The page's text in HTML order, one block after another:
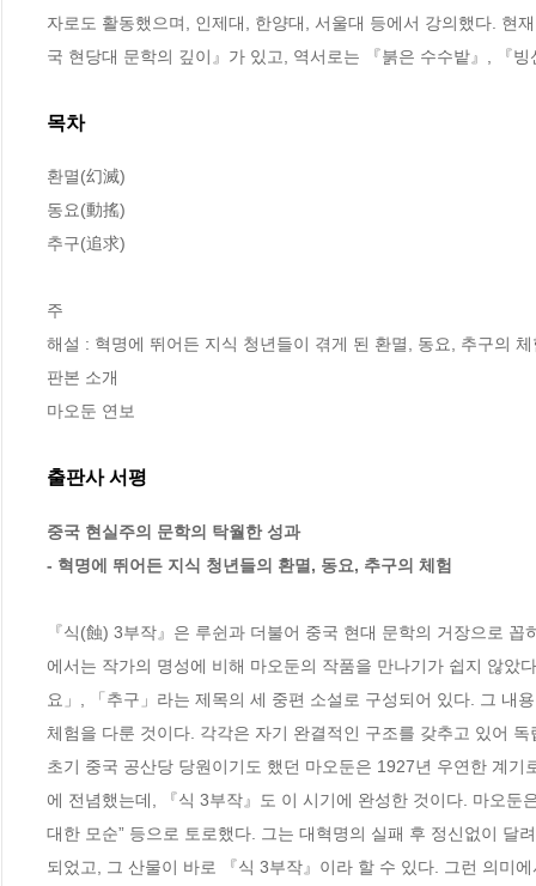
자로도 활동했으며, 인제대, 한양대, 서울대 등에서 강의했다. 현
국 현당대 문학의 깊이』가 있고, 역서로는 『붉은 수수밭』, 『
목차
환멸(幻滅)
동요(動搖)
추구(追求)
주
해설 : 혁명에 뛰어든 지식 청년들이 겪게 된 환멸, 동요, 추구의 체
판본 소개
마오둔 연보
출판사 서평
중국 현실주의 문학의 탁월한 성과
- 혁명에 뛰어든 지식 청년들의 환멸, 동요, 추구의 체험
『식(蝕) 3부작』은 루쉰과 더불어 중국 현대 문학의 거장으로
에서는 작가의 명성에 비해 마오둔의 작품을 만나기가 쉽지 않았
요」, 「추구」라는 제목의 세 중편 소설로 구성되어 있다. 그 내
체험을 다룬 것이다. 각각은 자기 완결적인 구조를 갖추고 있어
초기 중국 공산당 당원이기도 했던 마오둔은 1927년 우연한 계
에 전념했는데, 『식 3부작』도 이 시기에 완성한 것이다. 마오둔
대한 모순” 등으로 토로했다. 그는 대혁명의 실패 후 정신없이 달
되었고, 그 산물이 바로 『식 3부작』이라 할 수 있다. 그런 의미